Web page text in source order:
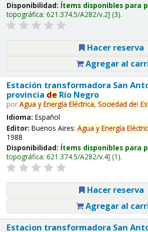
Disponibilidad: Ítems disponibles para
topográfica: 621.374.5/A282/v.2 (3).
Hacer reserva
Agregar al
Estación transformadora San
provincia deRío Negro
por Agua y Energía Eléctrica, Sociedad del
Idioma: Español
Editor: Buenos Aires: Agua y Energía
1988
Disponibilidad: Ítems disponibles para
topográfica: 621.374.5/A282/v.4 (1).
Hacer reserva
Agregar al
Estacion transformadora San